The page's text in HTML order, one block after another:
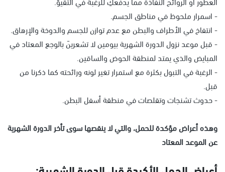
- اسمرار ملحوظ في مناطق الجسم.
- انتفاخ في الأطراف والبطن مع عدم توازن للجسم والدوخة والإرهاق.
- قبل موعد نزول الدورة الشهرية بيومين لا تشعرينَ بالوجع المعتاد في
المبايض والذي يمتد لمنطقة الحوض والساقين.
- الرغبة في التبول بكثرة مع استمرار تغير لونه ورائحته كما ذكرنا من
قبل.
- حدوث تشنجات وتقلصات في منطقة أسفل البطن.
وهذه أعراض مؤكدة للحمل، والتي لا ينقصها سوى تأخر الدورة الشهرية
عن الموعد المعتاد